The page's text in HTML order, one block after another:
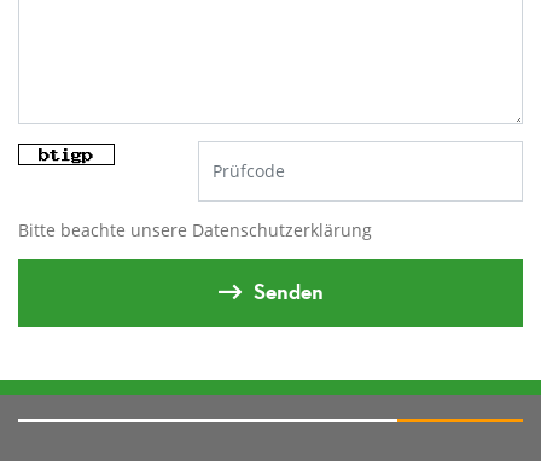
Bitte beachte unsere Datenschutzerklärung
Senden